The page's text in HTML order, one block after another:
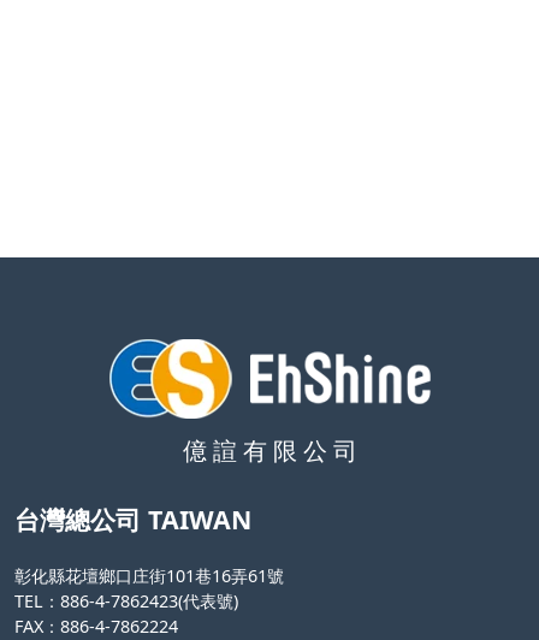
億 諠 有 限 公 司
台灣總公司 TAIWAN
彰化縣花壇鄉口庄街101巷16弄61號
TEL：886-4-7862423(代表號)
FAX：886-4-7862224